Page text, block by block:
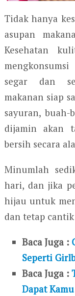
Tidak hanya
asupan
Kesehatan
segar dan
makanan siap
sayuran,
dijamin akan
bersih secara
Minumlah
hari, dan jika
hijau untuk
dan tetap
Baca Juga :
Seperti
Baca Juga :
Dapat